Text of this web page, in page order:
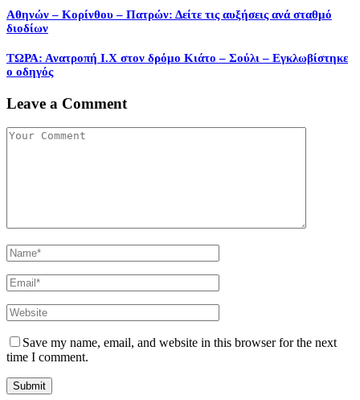
Αθηνών – Κορίνθου – Πατρών: Δείτε τις αυξήσεις ανά σταθμό
διοδίων
ΤΩΡΑ: Ανατροπή Ι.Χ στον δρόμο Κιάτο – Σούλι – Εγκλωβίστηκε
ο οδηγός
Leave a Comment
Save my name, email, and website in this browser for the next
time I comment.